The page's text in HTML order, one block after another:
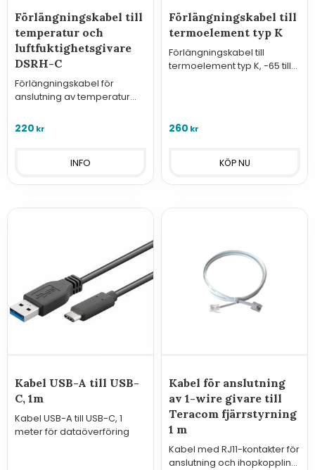
Förlängningskabel till
temperatur och
luftfuktighetsgivare
DSRH-C
Förlängningskabel för
anslutning av temperatur
DSRH-C till Websensor i serie
220 kr
INFO
Förlängningskabel till
termoelement typ K
Förlängningskabel till
termoelement typ K, -65 till
260 kr
Kabel USB-A till USB-
C, 1m
Kabel USB-A till USB-C, 1
meter för dataöverföring
Kabel för anslutning
av 1-wire givare till
Teracom fjärrstyrning
1 m
Kabel med RJ11-kontakter för
anslutning och ihopkoppling